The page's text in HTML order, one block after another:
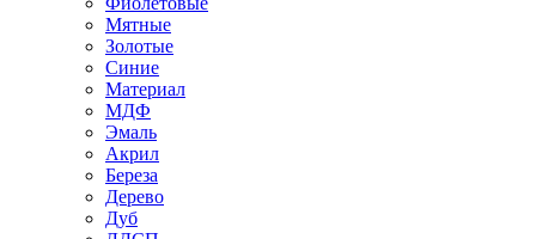
Мятные
Золотые
Синие
Материал
МДФ
Эмаль
Акрил
Береза
Дерево
Дуб